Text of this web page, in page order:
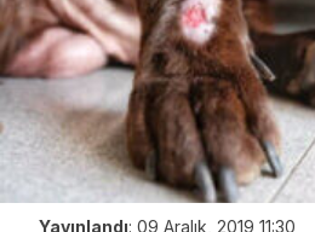
Yayınlandı: 09 Aralık, 2019 11:30